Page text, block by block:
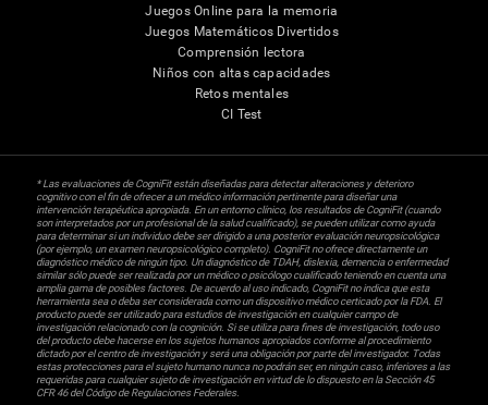
Juegos Online para la memoria
Juegos Matemáticos Divertidos
Comprensión lectora
Niños con altas capacidades
Retos mentales
CI Test
* Las evaluaciones de CogniFit están diseñadas para detectar alteraciones y deterioro
cognitivo con el fin de ofrecer a un médico información pertinente para diseñar una
intervención terapéutica apropiada. En un entorno clínico, los resultados de CogniFit (cuando
son interpretados por un profesional de la salud cualificado), se pueden utilizar como ayuda
para determinar si un individuo debe ser dirigido a una posterior evaluación neuropsicológica
(por ejemplo, un examen neuropsicológico completo). CogniFit no ofrece directamente un
diagnóstico médico de ningún tipo. Un diagnóstico de TDAH, dislexia, demencia o enfermedad
similar sólo puede ser realizada por un médico o psicólogo cualificado teniendo en cuenta una
amplia gama de posibles factores. De acuerdo al uso indicado, CogniFit no indica que esta
herramienta sea o deba ser considerada como un dispositivo médico certicado por la FDA. El
producto puede ser utilizado para estudios de investigación en cualquier campo de
investigación relacionado con la cognición. Si se utiliza para fines de investigación, todo uso
del producto debe hacerse en los sujetos humanos apropiados conforme al procedimiento
dictado por el centro de investigación y será una obligación por parte del investigador. Todas
estas protecciones para el sujeto humano nunca no podrán ser, en ningún caso, inferiores a las
requeridas para cualquier sujeto de investigación en virtud de lo dispuesto en la Sección 45
CFR 46 del Código de Regulaciones Federales.